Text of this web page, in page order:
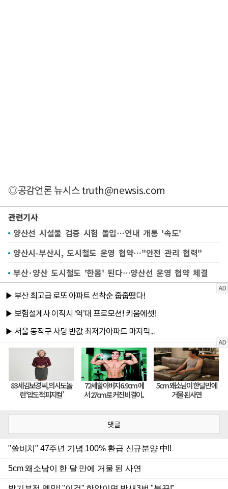
◎공감언론 뉴시스truth@newsis.com
관련기사
양산선 시설물 검증 시험 돌입…연내 개통 '속도'
양산시-부산시, 도시철도 운영 협약…"안전 관리 협력"
부산·양산 도시철도 '한몸' 된다…양산선 운영 협약 체결
댓글